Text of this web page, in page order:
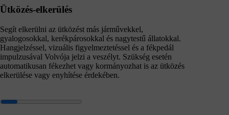
Ütközés-elkerülés
Segít elkerülni az ütközést más járművekkel,
gyalogosokkal, kerékpárosokkal és nagytestű állatokkal.
Hangjelzéssel, vizuális figyelmeztetéssel és a fékpedál
impulzusával Volvója jelzi a veszélyt. Szükség esetén
automatikusan fékezhet vagy kormányozhat is az ütközés
elkerülése vagy enyhítése érdekében.